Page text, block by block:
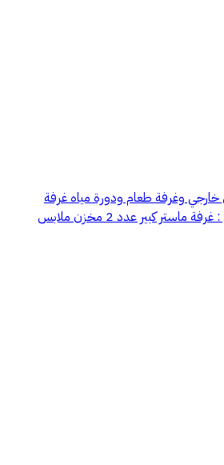
نافورة مصعد تكييف كامل كونسليت مجلس خارجي وغرفة طعام ودورة مياه غرفة
للحارس - القبو تفاصيل: مسبح غرفة سينما غرفة نادي غرفة نوم مع دورة مياه - الدور الأرضي تفاصيل: مجلس رجال ومجلس نساء غرفة طعام 2 مطبخ ومخزن - الدور الاول تفاصيل : غرفة ماستر كبير عدد 2 مخزن ملابس